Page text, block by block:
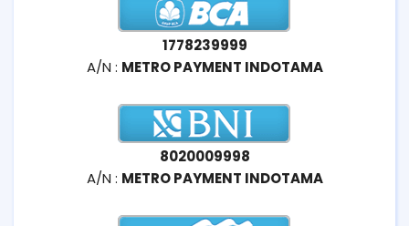
1778239999
A/N : METRO PAYMENT INDOTAMA
8020009998
A/N : METRO PAYMENT INDOTAMA